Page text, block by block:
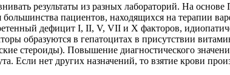
результаты из разных лабораторий. На
пациентов, находящихся на терапии
дефицит I, II, V, VII и X факторов,
образуются в гепатоцитах в присутствии
стероиды). Повышение диагностического
Если нет других назначений, то взятие крови